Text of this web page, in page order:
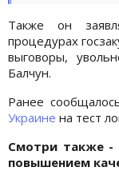
Также он
процедурах
выговоры,
Балчун.
Ранее
Украине на тест
Смотри также -
повышением